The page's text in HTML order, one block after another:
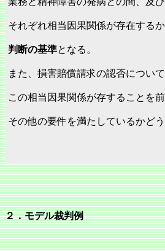
それぞれ相当因果関係が存在する
判断の基準となる。
また、損害賠償請求の認否について
この相当因果関係が存することを前
その他の要件を満たしているかど
２．モデル裁判例